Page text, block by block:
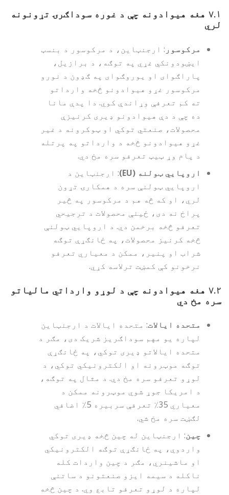
۷.۱ هغه هیوادونه چې د غوره سوداګرۍ تړونونه
لري
مرکوسور : ارجنټاین، د مرکوسور د بنسټ
ایښودونکي غړي په توګه، د برازیل،
پاراګوای او یوروګوای په ګډون د نورو
مرکوسور غړو هیوادونو څخه وارداتو
ته کم تعرفې وړاندې کوي. دا پدې مانا
ده چې د دې هیوادونو ډیری کرنیزې
محصولات، صنعتي توکي او ټوکرونه د غیر
غړو هیوادونو څخه د وارداتو په پرتله
د پام وړ ټیټ تعرفو سره مخ دي.
اروپايي ټولنه (EU)
: ارجنټاین د
اروپايي ټولنې سره د همکارۍ تړون
لري، او که څه هم د مرکوسور په څیر
پراخ نه دی، ځینې محصولات د ترجیحي
تعرفو څخه برخمن دي. د اروپايي ټولنې
څخه کرنیز محصولات، په ځانګړې توګه
شراب او پنیر، ممکن د معیاري تعرفو
نرخونو کې کمښت ترلاسه کړي.
۷.۲ هغه هیوادونه چې د لوړو وارداتي مالیاتو
سره مخ دي
متحده ایالات: متحده ایالات د ارجنټاین
لپاره یو مهم سوداګریز شریک دی، مګر د
متحده ایالاتو ډیری توکي، په ځانګړې
توګه موټرونه او الکترونیکي توکي، د
لوړو تعرفو سره مخ دي. د مثال په توګه،
د امریکا جوړ شوي موټرونه ممکن د
معیاري 35٪ تعرفې سربیره 5٪ اضافي
لګښت سره مخ شي.
چین: ارجنټاین له چین څخه ډیری توکي
واردوي، په ځانګړې توګه الکترونیکي
او ماشینري، مګر د چین واردات کله
ناکله د سیمه ایزو صنعتونو د ساتنې
لپاره د لوړو تعرفو تابع وي. د چین څخه